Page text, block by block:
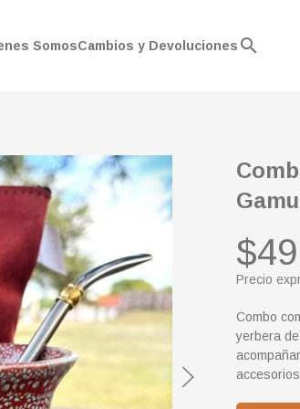
SomosCambios y Devoluciones search
Precio
Combo
yerbera